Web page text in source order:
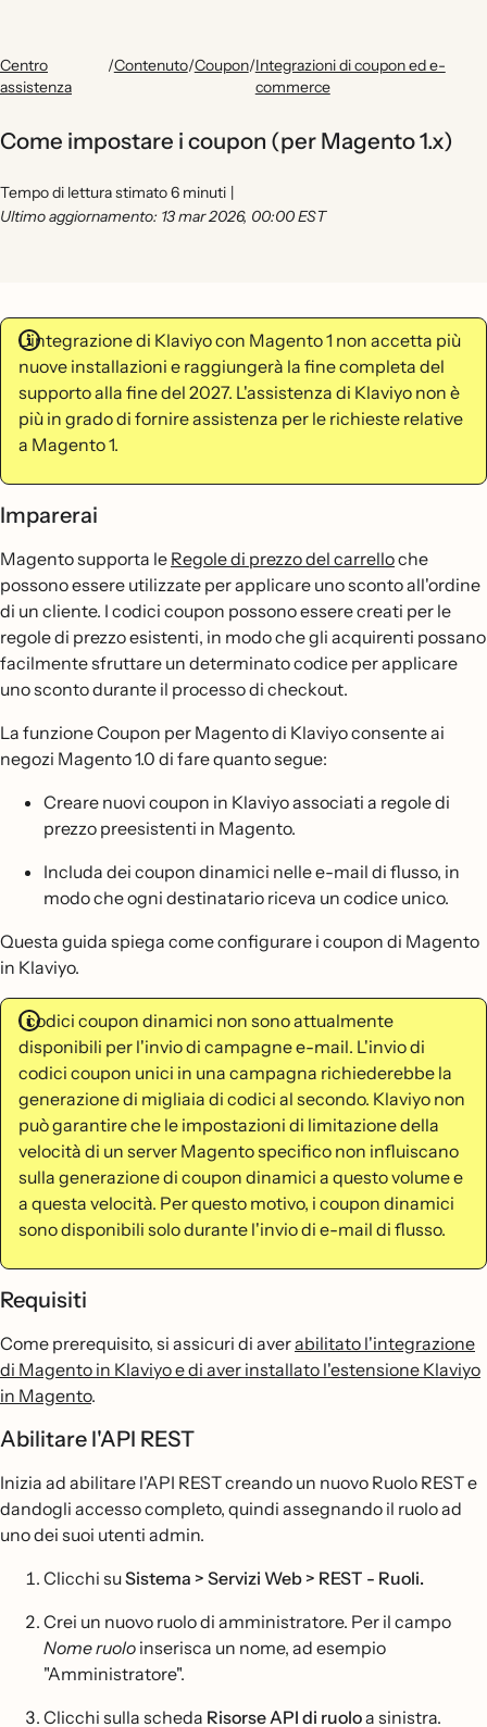
Centro
assistenza
/Contenuto/Coupon/Integrazioni di coupon ed e-
commerce
Come impostare i coupon (per Magento 1.x)
Tempo di lettura stimato 6 minuti |
Ultimo aggiornamento: 13 mar 2026, 00:00 EST
L'integrazione di Klaviyo con Magento 1 non accetta più
nuove installazioni e raggiungerà la fine completa del
supporto alla fine del 2027. L'assistenza di Klaviyo non è
più in grado di fornire assistenza per le richieste relative
a Magento 1.
Imparerai
Magento supporta le Regole di prezzo del carrelloche
possono essere utilizzate per applicare uno sconto all'ordine
di un cliente. I codici coupon possono essere creati per le
regole di prezzo esistenti, in modo che gli acquirenti possano
facilmente sfruttare un determinato codice per applicare
uno sconto durante il processo di checkout.
La funzione Coupon per Magento di Klaviyo consente ai
negozi Magento 1.0 di fare quanto segue:
Creare nuovi coupon in Klaviyo associati a regole di
prezzo preesistenti in Magento.
Includa dei coupon dinamici nelle e-mail di flusso, in
modo che ogni destinatario riceva un codice unico.
Questa guida spiega come configurare i coupon di Magento
in Klaviyo.
I codici coupon dinamici non sono attualmente
disponibili per l'invio di campagne e-mail. L'invio di
codici coupon unici in una campagna richiederebbe la
generazione di migliaia di codici al secondo. Klaviyo non
può garantire che le impostazioni di limitazione della
velocità di un server Magento specifico non influiscano
sulla generazione di coupon dinamici a questo volume e
a questa velocità. Per questo motivo, i coupon dinamici
sono disponibili solo durante l'invio di e-mail di flusso.
Requisiti
Come prerequisito, si assicuri di averabilitato l'integrazione
di Magento in Klaviyo e di aver installato l'estensione Klaviyo
in Magento.
Abilitare l'API REST
Inizia ad abilitare l'API REST creando un nuovo Ruolo REST e
dandogli accesso completo, quindi assegnando il ruolo ad
uno dei suoi utenti admin.
Clicchi suSistema > Servizi Web > REST - Ruoli.
Crei un nuovo ruolo di amministratore. Per il campo
Nome ruolo inserisca un nome, ad esempio
"Amministratore".
Clicchi sulla scheda Risorse API di ruoloa sinistra.